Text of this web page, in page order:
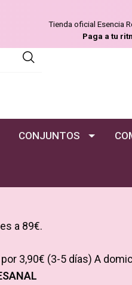
Tienda oficial Esencia
Paga a tu
r
j
a
CONJUNTOS
a 89€.
3,90€ (3-5 días) A